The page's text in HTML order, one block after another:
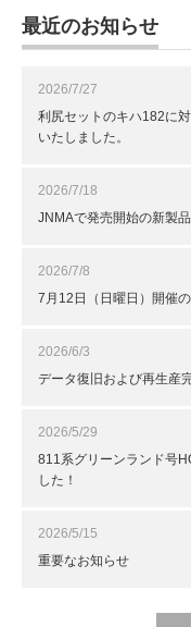
最近のお知らせ
2026/7/27
利尻セットのキハ182に
いたしました。
2026/7/18
JNMAで発売開始の新製
2026/7/8
7月12日（日曜日）開催
2026/6/3
データ復旧および再生産
2026/5/29
811系グリーンランド号
した！
2026/5/15
重要なお知らせ